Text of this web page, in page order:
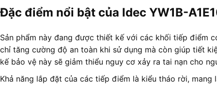
Đặc điểm nổi bật của Idec YW1B-
Sản phẩm này đang được thiết kế với các khối tiếp điểm
chỉ tăng cường độ an toàn khi sử dụng mà còn giúp tiết
kế bảo vệ này sẽ giảm thiểu nguy cơ xảy ra tai nạn cho
Khả năng lắp đặt của các tiếp điểm là kiểu tháo rời,